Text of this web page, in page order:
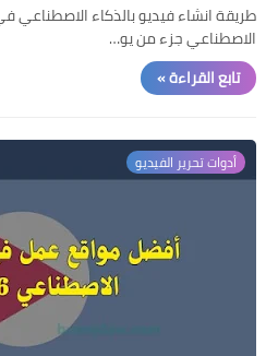
طريقة انشاء فيديو بالذكاء الاصطناعي
الاصطناعي جزء من يو…
تابع القراءة »
أدوات تحرير الفيديو